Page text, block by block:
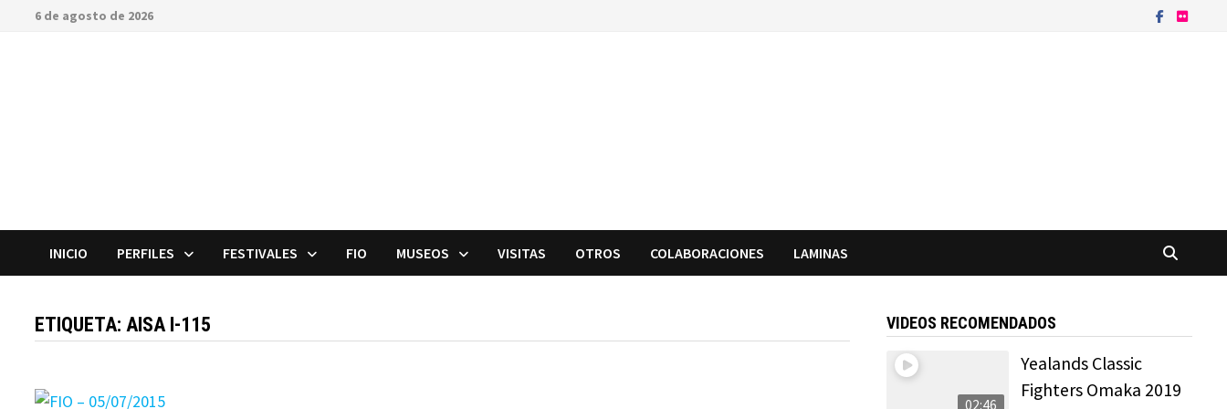
Saltar6 de agosto de 2026
INICIO PERFILES FESTIVALES FIO MUSEOS VISITAS OTROS COLABORACIONES LAMINAS
ETIQUETA:AISA I-115 VIDEOS RECOMENDADOS
02:46
Yealands Classic
Fighters Omaka 2019